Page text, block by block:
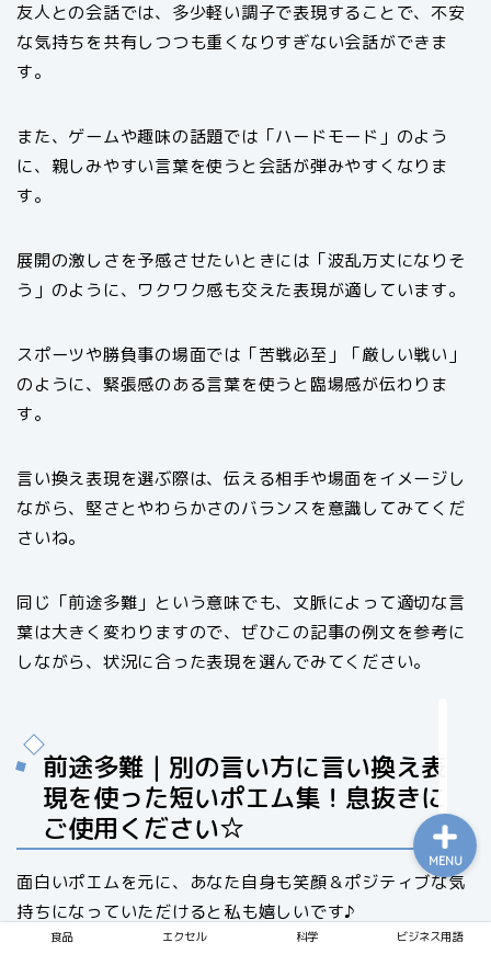
友人との会話では、多少軽い調子で表現することで、不安
な気持ちを共有しつつも重くなりすぎない会話ができま
す。
また、ゲームや趣味の話題では「ハードモード」のよう
に、親しみやすい言葉を使うと会話が弾みやすくなりま
す。
展開の激しさを予感させたいときには「波乱万丈になりそ
う」のように、ワクワク感も交えた表現が適しています。
スポーツや勝負事の場面では「苦戦必至」「厳しい戦い」
のように、緊張感のある言葉を使うと臨場感が伝わりま
す。
言い換え表現を選ぶ際は、伝える相手や場面をイメージし
ながら、堅さとやわらかさのバランスを意識してみてくだ
さいね。
同じ「前途多難」という意味でも、文脈によって適切な言
葉は大きく変わりますので、ぜひこの記事の例文を参考に
しながら、状況に合った表現を選んでみてください。
前途多難｜別の言い方に言い換え表
現を使った短いポエム集！息抜きに
ご使用ください☆
面白いポエムを元に、あなた自身も笑顔＆ポジティブな気
持ちになっていただけると私も嬉しいです♪
食品 エクセル 科学 ビジネス用語
MENU
エクセル
科学